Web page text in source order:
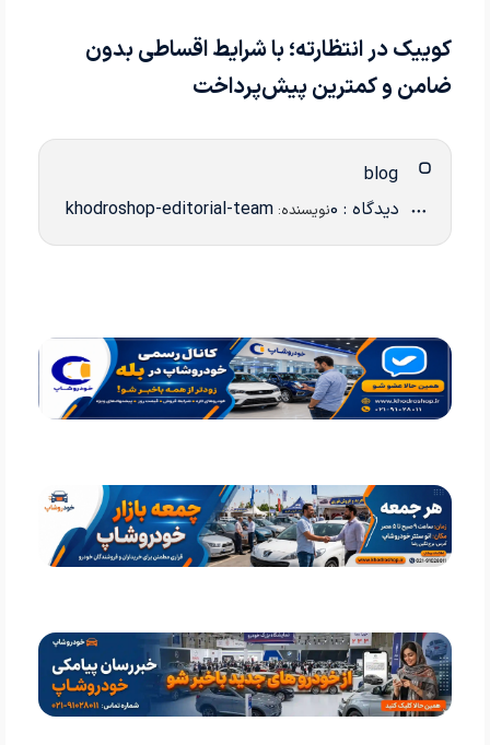
کوییک در انتظارته؛ با شرایط اقساطی بدون
ضامن و کمترین پیش‌پرداخت
دیدگاه : 0 نویسنده: khodroshop-editorial-team